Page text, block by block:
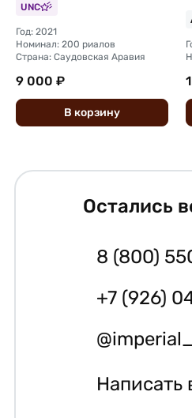
UNC
Год: 2021
Номинал: 200 риалов
Страна: Саудовская Аравия
9 000 ₽
В корзину
Остались
8 (800)
+7 (926)
Написать